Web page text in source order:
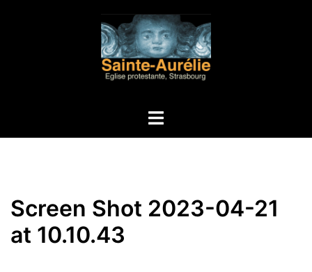
Ouvrir/fermer
Screen Shot 2023-04-21
at 10.10.43